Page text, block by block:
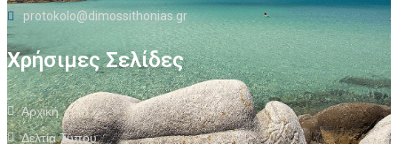
protokolo@dimossithonias.gr
Χρήσιμες Σελίδες
Αρχική
Δελτία Τύπου